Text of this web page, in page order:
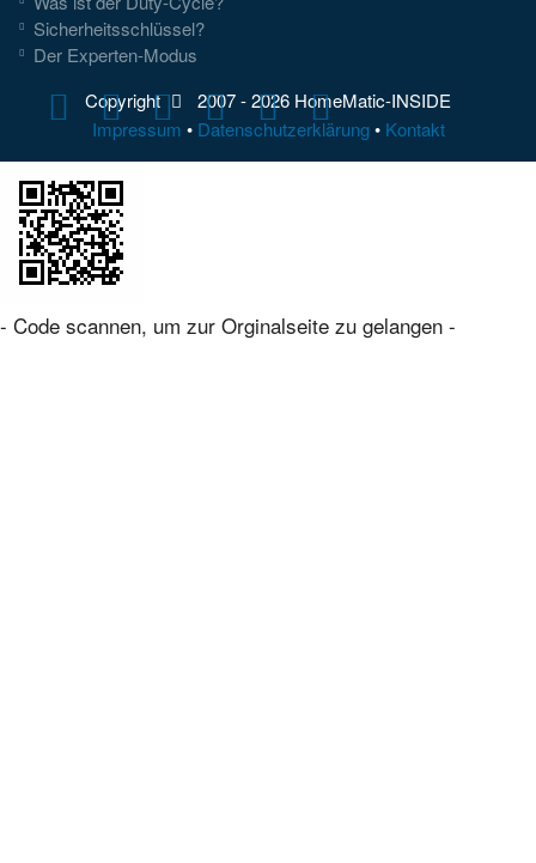
Sicherheitsschlüssel?
Der Experten-Modus
Copyright
2007 - 2026 HomeMatic-INSIDE
Impressum • Datenschutzerklärung• Kontakt
- Code scannen, um zur Orginalseite zu gelangen -